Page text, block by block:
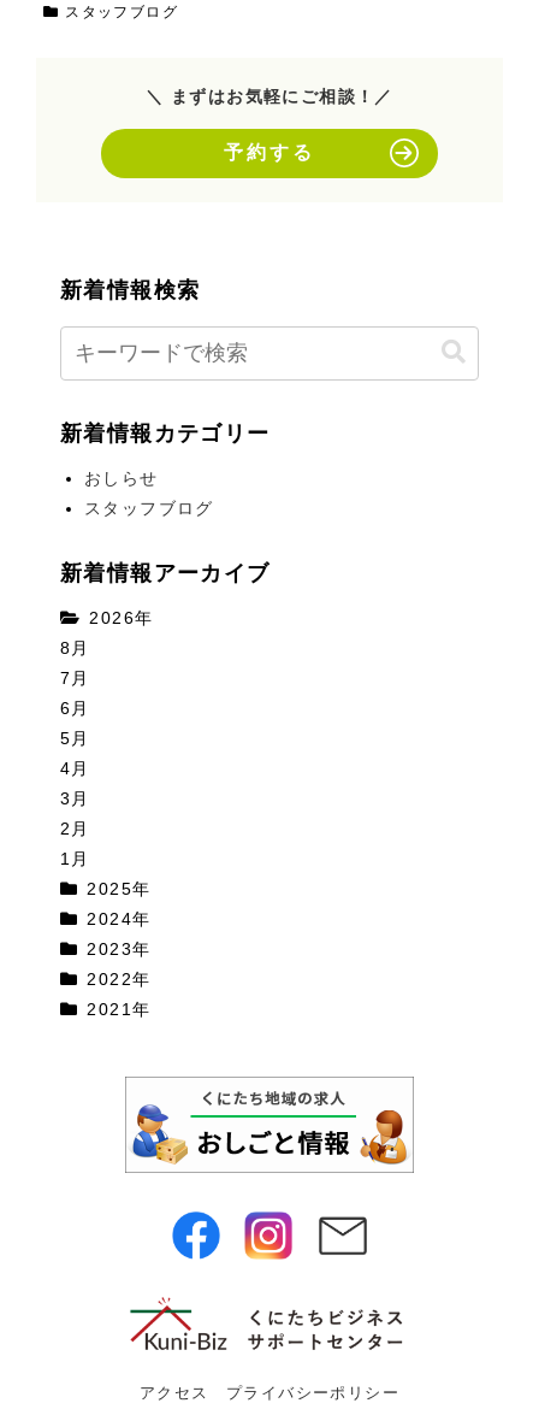
スタッフブログ
＼ まずはお気軽にご相談！／
予約する
新着情報検索
新着情報カテゴリー
おしらせ
スタッフブログ
新着情報アーカイブ
2026年
8月
7月
6月
5月
4月
3月
2月
1月
2025年
2024年
2023年
2022年
2021年
アクセス プライバシーポリシー